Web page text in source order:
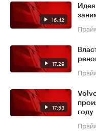
16:42
17:29
17:53
году